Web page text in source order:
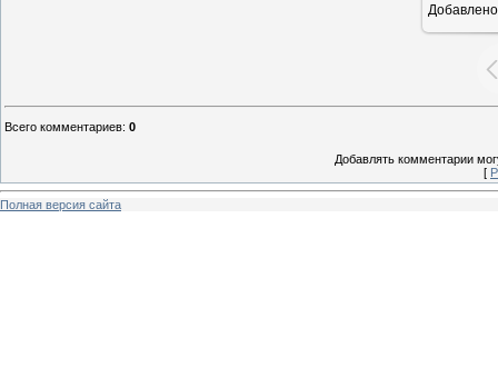
Добавлено
Всего комментариев: 0
Добавлять комментарии
[
Полная версия сайта